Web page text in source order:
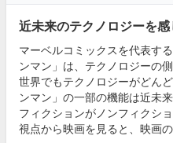
近未来のテクノロジーを
マーベルコミックスを代表す
ンマン」は、テクノロジーの
世界でもテクノロジーがどん
ンマン」の一部の機能は近未
フィクションがノンフィクシ
視点から映画を見ると、映画